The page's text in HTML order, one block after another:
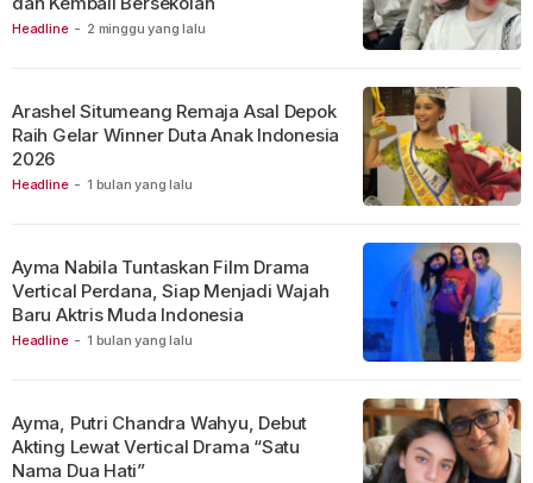
Headline - 2 minggu yang lalu
Headline - 1 bulan yang lalu
Arashel Situmeang Remaja Asal Depok
Raih Gelar Winner Duta Anak Indonesia
2026
Headline - 1 bulan yang lalu
Ayma Nabila Tuntaskan Film Drama
Vertical Perdana, Siap Menjadi Wajah
Baru Aktris Muda Indonesia
Ayma, Putri Chandra Wahyu, Debut
Akting Lewat Vertical Drama “Satu
Nama Dua Hati”